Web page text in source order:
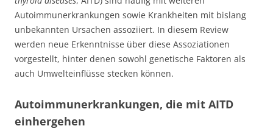
Autoimmunerkrankungen sowie Krankheiten mit bislang
unbekannten Ursachen assoziiert. In diesem Review
werden neue Erkenntnisse über diese Assoziationen
vorgestellt, hinter denen sowohl genetische Faktoren als
auch Umwelteinflüsse stecken können.
Autoimmunerkrankungen, die mit AITD
einhergehen